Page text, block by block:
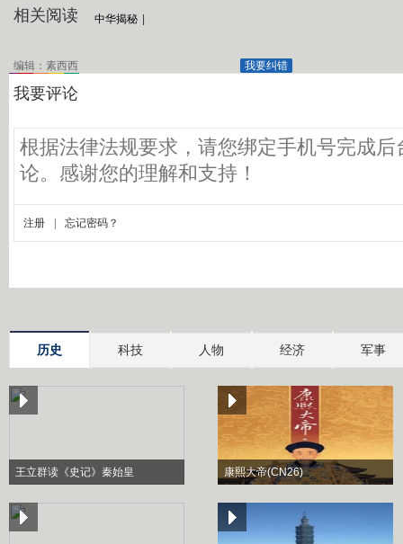
相关阅读 中华揭秘 |
我要纠错
编辑：素西西
历史 科技 人物 经济 军事
王立群读《史记》秦始皇 康熙大帝(CN26)